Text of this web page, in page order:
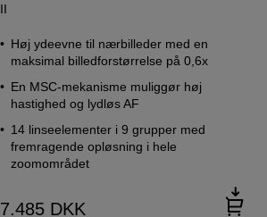
II
Høj ydeevne til nærbilleder med en
maksimal billedforstørrelse på 0,6x
En MSC-mekanisme muliggør høj
hastighed og lydløs AF
14 linseelementer i 9 grupper med
fremragende opløsning i hele
zoomområdet
7.485 DKK